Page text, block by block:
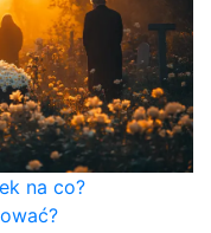
na co?